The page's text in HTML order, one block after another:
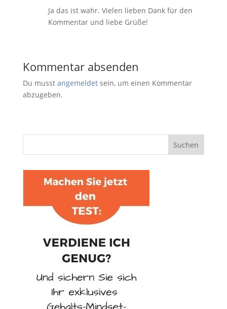
Ja das ist wahr. Vielen lieben Dank für den
Kommentar und liebe Grüße!
Kommentar absenden
Du musst angemeldetsein, um einen Kommentar
abzugeben.